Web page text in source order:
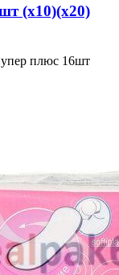
(х10)(х20)
плюс 16шт